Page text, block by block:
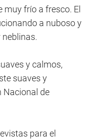
muy frío a fresco. El
a nuboso y
neblinas.
y calmos,
suaves y
Nacional de
para el